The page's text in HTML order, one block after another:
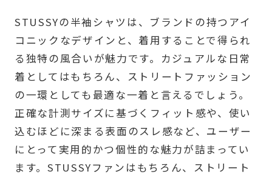
STUSSYの半袖シャツは、ブランドの持つアイ
コニックなデザインと、着用することで得られ
る独特の風合いが魅力です。カジュアルな日常
着としてはもちろん、ストリートファッション
の一環としても最適な一着と言えるでしょう。
正確な計測サイズに基づくフィット感や、使い
込むほどに深まる表面のスレ感など、ユーザー
にとって実用的かつ個性的な魅力が詰まってい
ます。STUSSYファンはもちろん、ストリート